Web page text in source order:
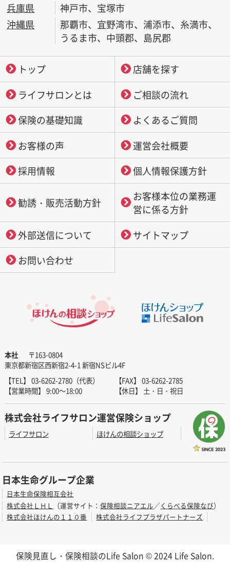
兵庫県
神戸市、宝塚市
沖縄県
那覇市、宜野湾市、浦添市、糸満市、
うるま市、中頭郡、島尻郡
トップ
店舗を探す
ライフサロンとは
ご相談の流れ
保険の基礎知識
よくあるご質問
お客様の声
運営会社概要
採用情報
個人情報保護方針
勧誘・販売活動方針
お客様本位の業務運
営に係る方針
外部送信について
サイトマップ
お問い合わせ
本社
〒163-0804
東京都新宿区西新宿2-4-1 新宿NSビル4F
【TEL】 03-6262-2780（代表）
【FAX】 03-6262-2785
【営業時間】 9:00～18:00
【休日】 土・日・祝日
株式会社ライフサロン運営保険ショップ
ライフサロン ほけんの相談ショップ
日本生命グループ企業
日本生命保険相互会社
株式会社ＬＨＬ
（運営サイト：保険相談ニアエル ／くらべる保険なび）
株式会社ほけんの１１０番
株式会社ライフプラザパートナーズ
保険見直し・保険相談のLife Salon © 2024 Life Salon.